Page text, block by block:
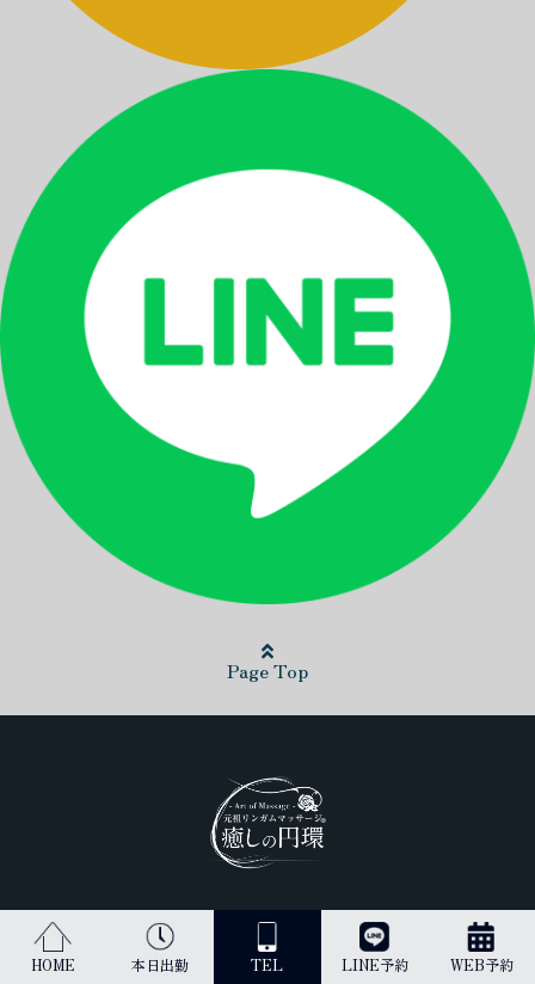
HOME 本日出勤 TEL LINE予約 WEB予約
Page Top
日本最高峰のリンガムマッサージ（男性器への丁寧なマッサージ）を
受けられるのは当店だけです。
古来より、王のみに与えられてきた施術を貴方にご提供します。